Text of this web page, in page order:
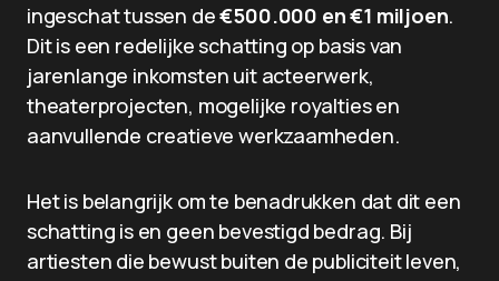
ingeschat tussen de€500.000 en €1 miljoen.
Dit is een redelijke schatting op basis van
jarenlange inkomsten uit acteerwerk,
theaterprojecten, mogelijke royalties en
aanvullende creatieve werkzaamheden.
Het is belangrijk om te benadrukken dat dit een
schatting is en geen bevestigd bedrag. Bij
artiesten die bewust buiten de publiciteit leven,